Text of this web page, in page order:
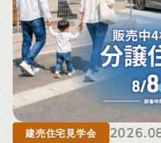
建売住宅見学会